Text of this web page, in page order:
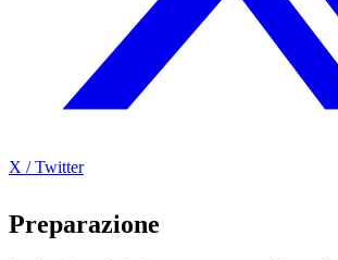
X / Twitter
Preparazione